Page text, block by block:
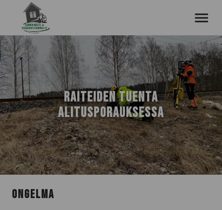
RAITEIDEN TUENTA
ALITUSPORAUKSESSA
ONGELMA